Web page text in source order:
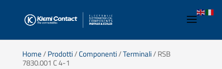
Home/Prodotti/Componenti/Terminali/ RSB
7830.001 C 4-1